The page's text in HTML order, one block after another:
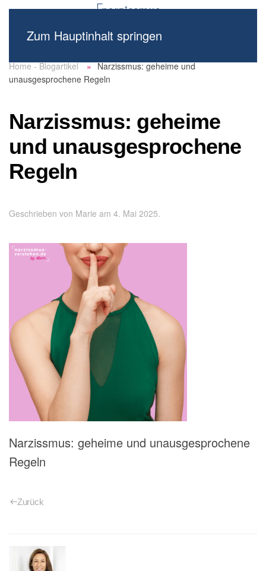
Zum Hauptinhalt springen
Home - Blogartikel
Narzissmus: geheime und
unausgesprochene Regeln
Narzissmus: geheime
und unausgesprochene
Regeln
Geschrieben von Marie am 4. Mai 2025.
Narzissmus: geheime und unausgesprochene
Regeln
Zurück